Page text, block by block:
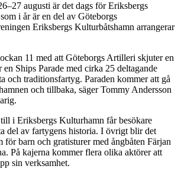
augusti är det dags för Eriksbergs
i år är en del av Göteborgs
Eriksbergs Kulturbåtshamn arrangerar
11 med att Göteborgs Artilleri skjuter en
en Ships Parade med cirka 25 deltagande
och traditionsfartyg. Paraden kommer att gå
och tillbaka, säger Tommy Andersson
i Eriksbergs Kulturhamn får besökare
del av fartygens historia. I övrigt blir det
för barn och gratisturer med ångbåten Färjan
På kajerna kommer flera olika aktörer att
sin verksamhet.